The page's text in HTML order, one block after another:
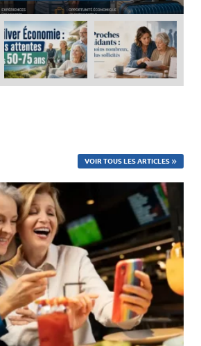
VOIR TOUS LES ARTICLES